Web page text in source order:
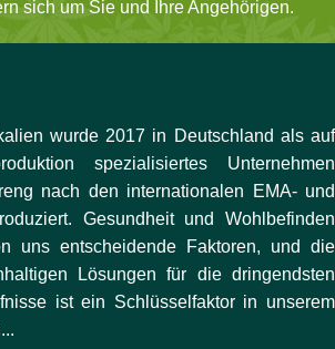
sich um Sie und Ihre Angehörigen.
wurde 2017 in Deutschland als auf
spezialisiertes Unternehmen
nach den internationalen EMA- und
Gesundheit und Wohlbefinden
uns entscheidende Faktoren, und die
Lösungen für die dringendsten
ist ein Schlüsselfaktor in unserem